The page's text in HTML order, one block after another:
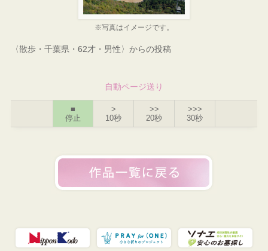
※写真はイメージです。
〈散歩・千葉県・62才・男性〉からの投稿
自動ページ送り
■
停止
>
10秒
>>
20秒
>>>
30秒